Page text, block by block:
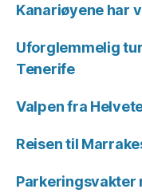
Kanariøyene har
Uforglemmelig
Tenerife
Valpen fra
Reisen til
Parkeringsvakter